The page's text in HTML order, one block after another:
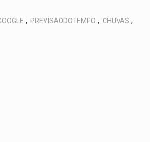
, PREVISÃODOTEMPO , CHUVAS ,